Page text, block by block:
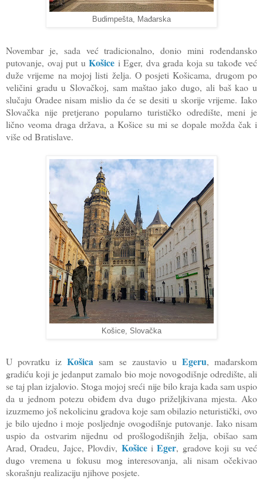
Budimpešta, Mađarska
Novembar je, sada već tradicionalno, donio mini rođendansko
putovanje, ovaj put u Košice i Eger, dva grada koja su takođe već
duže vrijeme na mojoj listi želja. O posjeti Košicama, drugom po
veličini gradu u Slovačkoj, sam maštao jako dugo, ali baš kao u
slučaju Oradee nisam mislio da će se desiti u skorije vrijeme. Iako
Slovačka nije pretjerano popularno turističko odredište, meni je
lično veoma draga država, a Košice su mi se dopale možda čak i
više od Bratislave.
Košice, Slovačka
U povratku izKošica sam se zaustavio u Egeru, mađarskom
gradiću koji je jedanput zamalo bio moje novogodišnje odredište, ali
se taj plan izjalovio. Stoga mojoj sreći nije bilo kraja kada sam uspio
da u jednom potezu obiđem dva dugo priželjkivana mjesta. Ako
izuzmemo još nekolicinu gradova koje sam obilazio neturistički, ovo
je bilo ujedno i moje posljednje ovogodišnje putovanje. Iako nisam
uspio da ostvarim nijednu od prošlogodišnjih želja, obišao sam
Arad, Oradeu, Jajce, Plovdiv, KošiceiEger, gradove koji su već
dugo vremena u fokusu mog interesovanja, ali nisam očekivao
skorašnju realizaciju njihove posjete.